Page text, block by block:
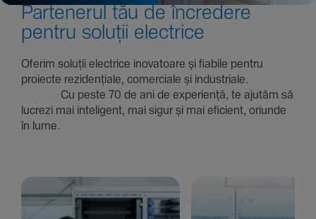
Parte­nerul tău de încre­dere
pentru soluții electrice
Oferim soluții electrice inova­toare și fiabile pentru
proiecte rezi­den­țiale, comer­ciale și indus­triale.
Cu peste 70 de ani de expe­riență, te ajutăm să
lucrezi mai inte­li­gent, mai sigur și mai eficient, oriunde
în lume.